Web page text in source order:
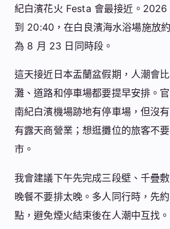
紀白濱花火 Festa 會最接近。
到 20:40，在白良濱海水浴場施放
為 8 月 23 日同時段。
這天接近日本盂蘭盆假期，人潮會
灘、道路和停車場都要提早安排。
南紀白濱機場跡地有停車場，但沒
有露天商營業；想逛攤位的旅客不
市。
我會建議下午先完成三段壁、千疊
晚餐不要排太晚。多人同行時，先
點，避免煙火結束後在人潮中互找。